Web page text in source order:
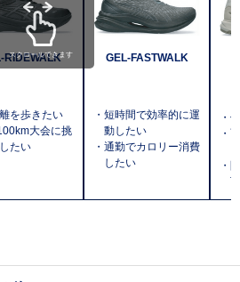
RIDEWALK
を歩きたい
大会に挑
たい
GEL-FASTWALK
・短時間で効率的に運
動したい
・通勤でカロリー消費
したい
・
・
・
スクロールできます